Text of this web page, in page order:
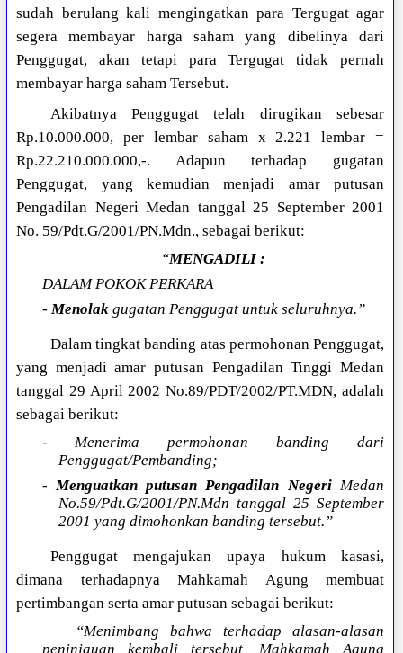
sudah berulang kali mengingatkan para Tergugat agar
segera membayar harga saham yang dibelinya dari
Penggugat, akan tetapi para Tergugat tidak pernah
membayar harga saham Tersebut.
Akibatnya Penggugat telah dirugikan sebesar
Rp.10.000.000, per lembar saham x 2.221 lembar =
Rp.22.210.000.000,-. Adapun terhadap gugatan
Penggugat, yang kemudian menjadi amar putusan
Pengadilan Negeri Medan tanggal 25 September 2001
No. 59/Pdt.G/2001/PN.Mdn., sebagai berikut:
“MENGADILI :
DALAM POKOK PERKARA
-Menolakgugatan Penggugat untuk seluruhnya.”
Dalam tingkat banding atas permohonan Penggugat,
yang menjadi amar putusan Pengadilan Tinggi Medan
tanggal 29 April 2002 No.89/PDT/2002/PT.MDN, adalah
sebagai berikut:
- Menerima permohonan banding dari
Penggugat/Pembanding;
-Menguatkan putusan Pengadilan NegeriMedan
No.59/Pdt.G/2001/PN.Mdn tanggal 25 September
2001 yang dimohonkan banding tersebut.”
Penggugat mengajukan upaya hukum kasasi,
dimana terhadapnya Mahkamah Agung membuat
pertimbangan serta amar putusan sebagai berikut:
“Menimbang bahwa terhadap alasan-alasan
peninjauan kembali tersebut, Mahkamah Agung